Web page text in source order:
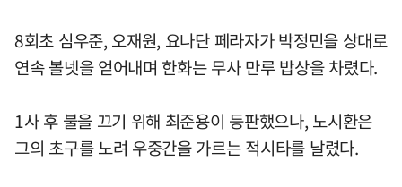
8회초 심우준, 오재원, 요나단 페라자가 박정민을 상대로
연속 볼넷을 얻어내며 한화는 무사 만루 밥상을 차렸다.
1사 후 불을 끄기 위해 최준용이 등판했으나, 노시환은
그의 초구를 노려 우중간을 가르는 적시타를 날렸다.